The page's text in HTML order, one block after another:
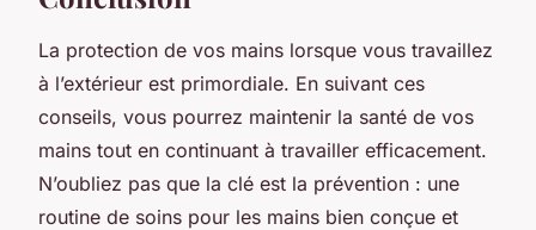
La protection de vos mains lorsque vous travaillez
à l’extérieur est primordiale. En suivant ces
conseils, vous pourrez maintenir la santé de vos
mains tout en continuant à travailler efficacement.
N’oubliez pas que la clé est la prévention : une
routine de soins pour les mains bien conçue et